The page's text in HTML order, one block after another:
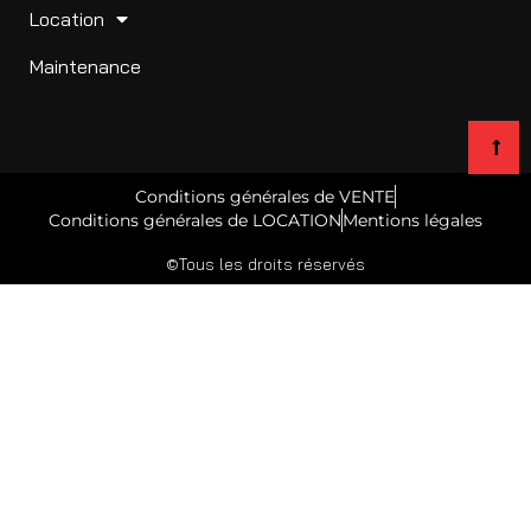
Location
Maintenance
Conditions générales de VENTE
Conditions générales de LOCATIONMentions légales
©Tous les droits réservés